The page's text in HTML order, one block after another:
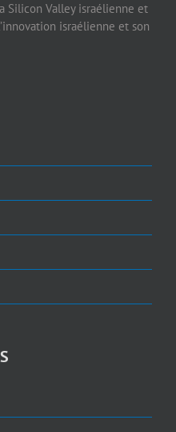
Silicon Valley israélienne et
israélienne et son